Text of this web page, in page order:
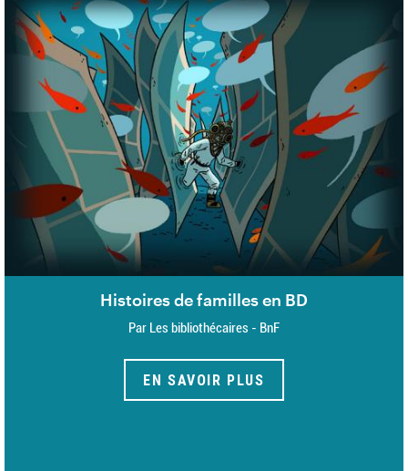
Histoires de familles en BD
Par Les bibliothécaires - BnF
EN SAVOIR PLUS